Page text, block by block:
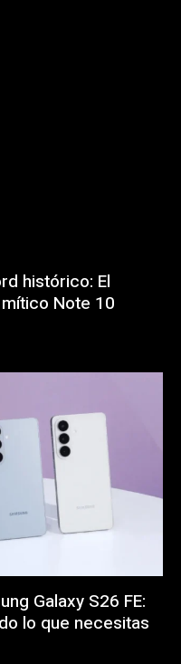
histórico: El
Note 10
Galaxy S26 FE:
lo que necesitas